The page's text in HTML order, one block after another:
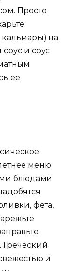
Просто
на
и соус
ее
меню.
блюдами
фета,
Греческий
и